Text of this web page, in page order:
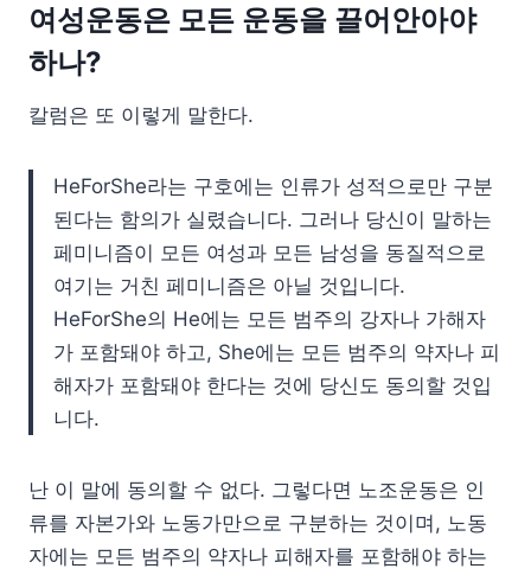
여성운동은 모든 운동을 끌어안아야
하나?
칼럼은 또 이렇게 말한다.
HeForShe라는 구호에는 인류가 성적으로만 구분
된다는 함의가 실렸습니다. 그러나 당신이 말하는
페미니즘이 모든 여성과 모든 남성을 동질적으로
여기는 거친 페미니즘은 아닐 것입니다.
HeForShe의 He에는 모든 범주의 강자나 가해자
가 포함돼야 하고, She에는 모든 범주의 약자나 피
해자가 포함돼야 한다는 것에 당신도 동의할 것입
니다.
난 이 말에 동의할 수 없다. 그렇다면 노조운동은 인
류를 자본가와 노동가만으로 구분하는 것이며, 노동
자에는 모든 범주의 약자나 피해자를 포함해야 하는